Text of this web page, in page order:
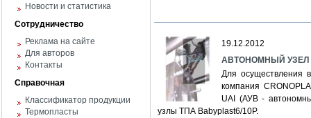
Новости и статистика
Сотрудничество
Реклама на сайте
Для авторов
Контакты
Справочная
Классификатор продукции
Термопласты
19.12.2012
АВТОНОМНЫЙ
Для осуществления
компания
UAI (АУВ -
узлы ТПА Babyplast6/10Р.